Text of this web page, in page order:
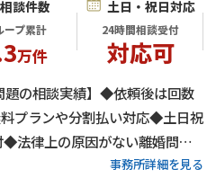
相談件数
ープ累計
万件
土日・祝日対応
24時間相談受付
対応可
題の相談実績】◆依頼後は回数
プランや分割払い対応◆土日祝
法律上の原因がない離婚問題
）◆依頼者様のお気持ちやご希望
事務所詳細を見る